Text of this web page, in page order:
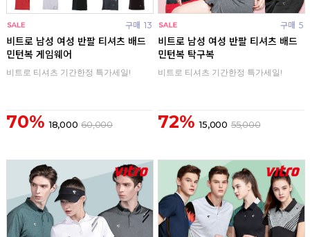
구매 13
비트로 남성 여성 반팔 티셔츠 배드
민턴복 게임웨어
비트로 티셔츠 기간한정 특가세일!
70% 18,000 60,000
구매 5
비트로 남성 여성 반팔 티셔츠 배드
민턴복 탁구복
비트로 티셔츠 기간한정 특가세일!
72% 15,000 55,000